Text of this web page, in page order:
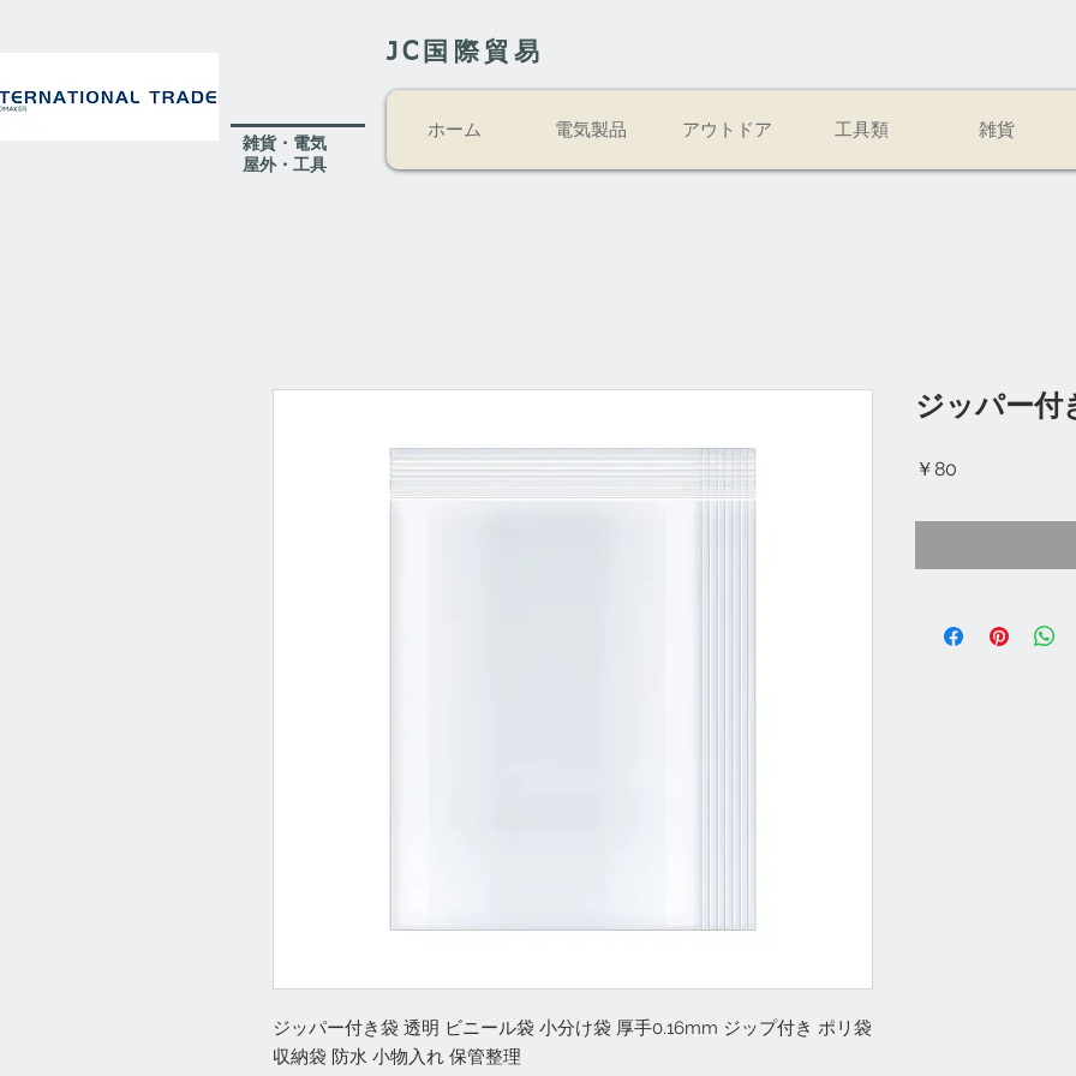
JC国際貿易
​雑貨・電気
​屋外・工具
ホーム 電気製品 アウトドア 工具類 雑貨
ジッパー付き袋 透明 ビニール袋 小分け袋 厚手0.16mm ジップ付き ポリ袋
収納袋 防水 小物入れ 保管整理
ジッパー付
￥80